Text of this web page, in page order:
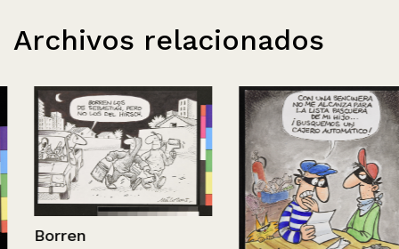
Archivos relacionados
Borren